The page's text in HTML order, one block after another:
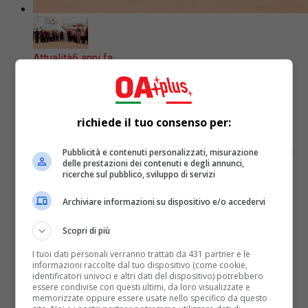
Attualità6 anni fa
Liberati i pescatori prigionieri in Libia
da oltre 100 giorni
I 108 lunghissimi giorni di prigionia sono finalmente
finiti e con loro l’incubo di non poter più rivedere e
riabbracciare le famiglie. Un regalo di Natale...
richiede il tuo consenso per:
Pubblicità e contenuti personalizzati, misurazione
delle prestazioni dei contenuti e degli annunci,
ricerche sul pubblico, sviluppo di servizi
Archiviare informazioni su dispositivo e/o accedervi
Scopri di più
I tuoi dati personali verranno trattati da 431 partner e le
informazioni raccolte dal tuo dispositivo (come cookie,
identificatori univoci e altri dati del dispositivo) potrebbero
essere condivise con questi ultimi, da loro visualizzate e
memorizzate oppure essere usate nello specifico da questo